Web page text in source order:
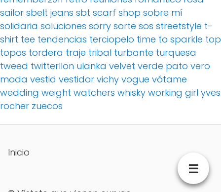
sailor sbelt jeans sbt scarf shop sobre mí
solidaria soluciones sorry sorte sos streetstyle t-
shirt tee tendencias terciopelo time to sparkle top
topos tordera traje tribal turbante turquesa
tweed twitterllon ulanka velvet verde pato vero
moda vestid vestidor vichy vogue vótame
wedding weight watchers whisky working girl yves
rocher zuecos
Inicio
☰